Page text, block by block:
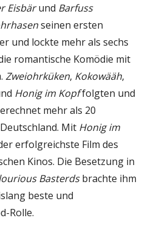
Eisbärund Barfuss
seinen ersten
und lockte mehr als sechs
romantische Komödie mit
Zweiohrküken, Kokowääh,
Honig im Kopffolgten und
mehr als 20
Mit Honig im
erfolgreichste Film des
Kinos. Die Besetzung in
Basterdsbrachte ihm
beste und
Rolle.